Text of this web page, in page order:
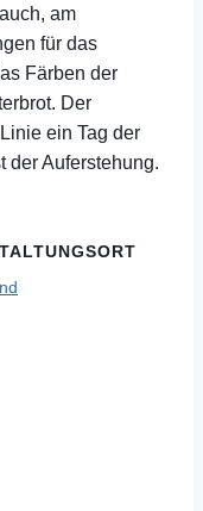
am
für das
Färben der
Der
ein Tag der
der Auferstehung.